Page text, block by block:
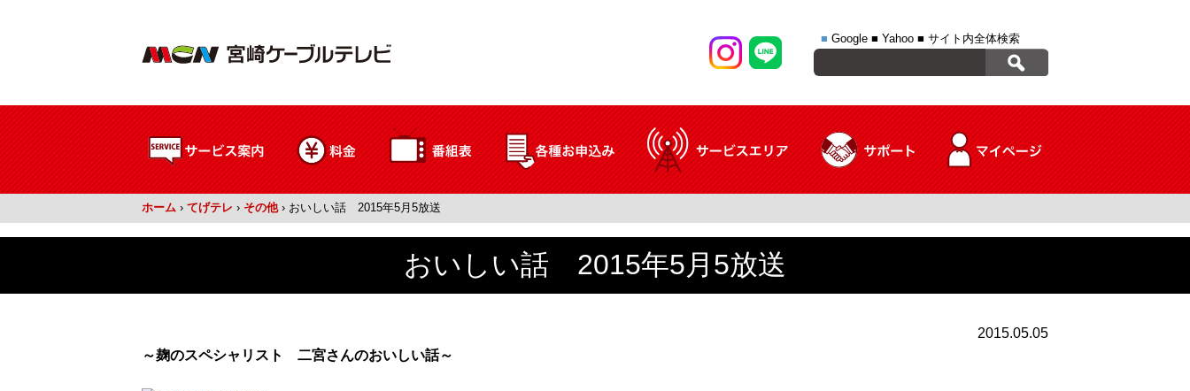
■ Google ■ Yahoo ■ サイト内全体検索
ホーム › てげテレ › その他 › おいしい話 2015年5月5放送
おいしい話 2015年5月5放送
2015.05.05
～麹のスペシャリスト 二宮さんのおいしい話～